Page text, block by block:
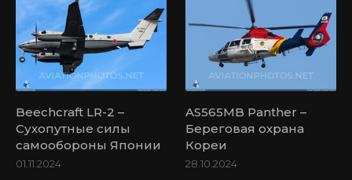
Beechcraft LR-2 –
Сухопутные силы
самообороны Японии
01.11.2024
AS565MB Panther –
Береговая охрана
Кореи
28.10.2024